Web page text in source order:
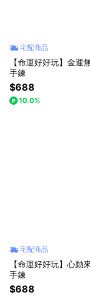
宅配商品
【命運好好玩】金運
手鍊
$688
10.0%
宅配商品
【命運好好玩】心動
手鍊
$688